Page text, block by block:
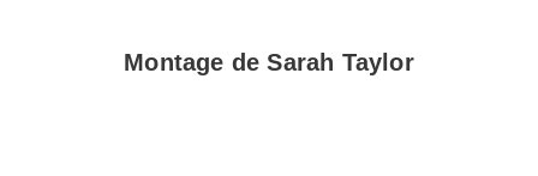
Montage de Sarah Taylor